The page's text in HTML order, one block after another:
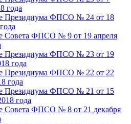
года
Президиума ФПСО № 24 от 18
Совета ФПСО № 9 от 19 апреля
Президиума ФПСО № 23 от 19
года
Президиума ФПСО № 22 от 22
года
Президиума ФПСО № 21 от 15
года
Совета ФПСО № 8 от 21 декабря